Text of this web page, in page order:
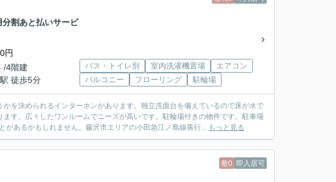
割あと払いサービ
円
/4階建
徒歩5分
バス・トイレ別 室内洗濯機置場
エアコン
バルコニー
フローリング 駐輪場
を決められるインターホンがあります。独立洗面台を備えているので床が水で
す。広々したワンルームでニーズが高いです。駐輪場付きの物件です。駐車場
あるかもしれません。藤沢市エリアの小田急江ノ島線善行... もっと見る
敷0 即入居可